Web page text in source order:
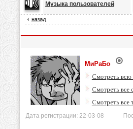
Музыка пользователей
назад
МиРаБо
Смотреть всю
Смотреть все
Смотреть все
Дата регистрации: 22-03-08